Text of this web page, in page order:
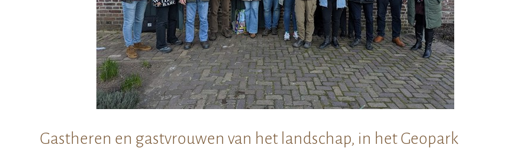
Gastheren en gastvrouwen van het landschap, in het Geopark